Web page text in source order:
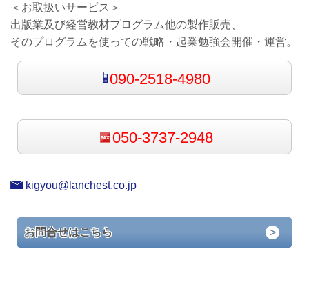
＜お取扱いサービス＞
出版業及び経営教材プログラム他の製作販売、
そのプログラムを使っての戦略・起業勉強会開催・運営。
090-2518-4980
050-3737-2948
kigyou@lanchest.co.jp
お問合せはこちら